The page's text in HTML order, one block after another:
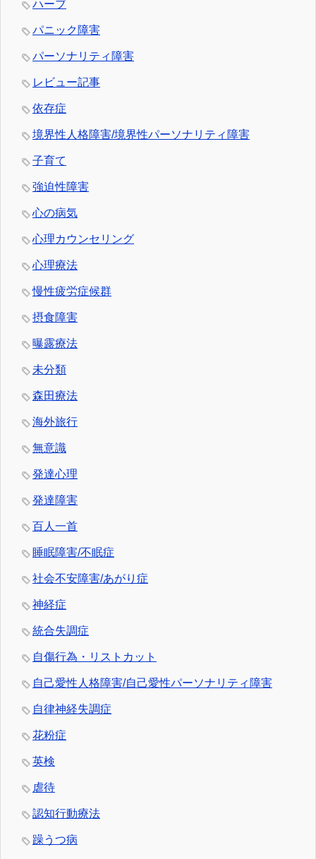
ハーブ
パニック障害
パーソナリティ障害
レビュー記事
依存症
境界性人格障害/境界性パーソナリティ障害
子育て
強迫性障害
心の病気
心理カウンセリング
心理療法
慢性疲労症候群
摂食障害
曝露療法
未分類
森田療法
海外旅行
無意識
発達心理
発達障害
百人一首
睡眠障害/不眠症
社会不安障害/あがり症
神経症
統合失調症
自傷行為・リストカット
自己愛性人格障害/自己愛性パーソナリティ障害
自律神経失調症
花粉症
英検
虐待
認知行動療法
躁うつ病